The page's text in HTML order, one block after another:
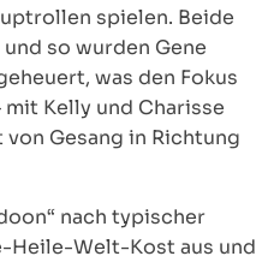
spielen. Beide
so wurden Gene
was den Fokus
Kelly und Charisse
Gesang in Richtung
nach typischer
Welt-Kost aus und